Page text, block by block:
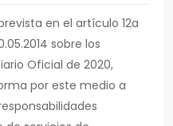
en el artículo 12a
sobre los
Oficial de 2020,
por este medio a